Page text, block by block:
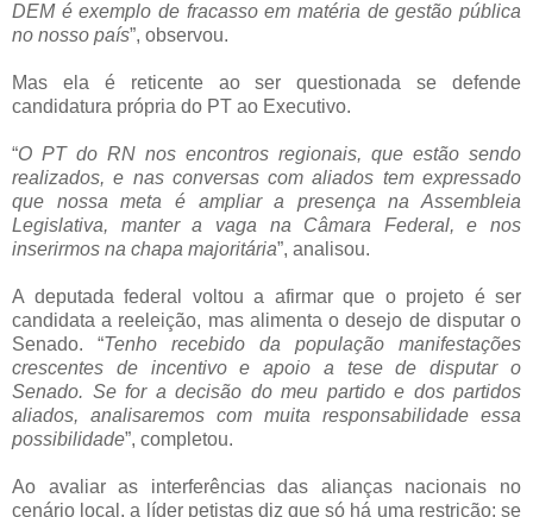
DEM é exemplo de fracasso em matéria de gestão pública
no nosso país”, observou.
Mas ela é reticente ao ser questionada se defende
candidatura própria do PT ao Executivo.
“O PT do RN nos encontros regionais, que estão sendo
realizados, e nas conversas com aliados tem expressado
que nossa meta é ampliar a presença na Assembleia
Legislativa, manter a vaga na Câmara Federal, e nos
inserirmos na chapa majoritária”, analisou.
A deputada federal voltou a afirmar que o projeto é ser
candidata a reeleição, mas alimenta o desejo de disputar o
Senado. “Tenho recebido da população manifestações
crescentes de incentivo e apoio a tese de disputar o
Senado. Se for a decisão do meu partido e dos partidos
aliados, analisaremos com muita responsabilidade essa
possibilidade”, completou.
Ao avaliar as interferências das alianças nacionais no
cenário local, a líder petistas diz que só há uma restrição: se